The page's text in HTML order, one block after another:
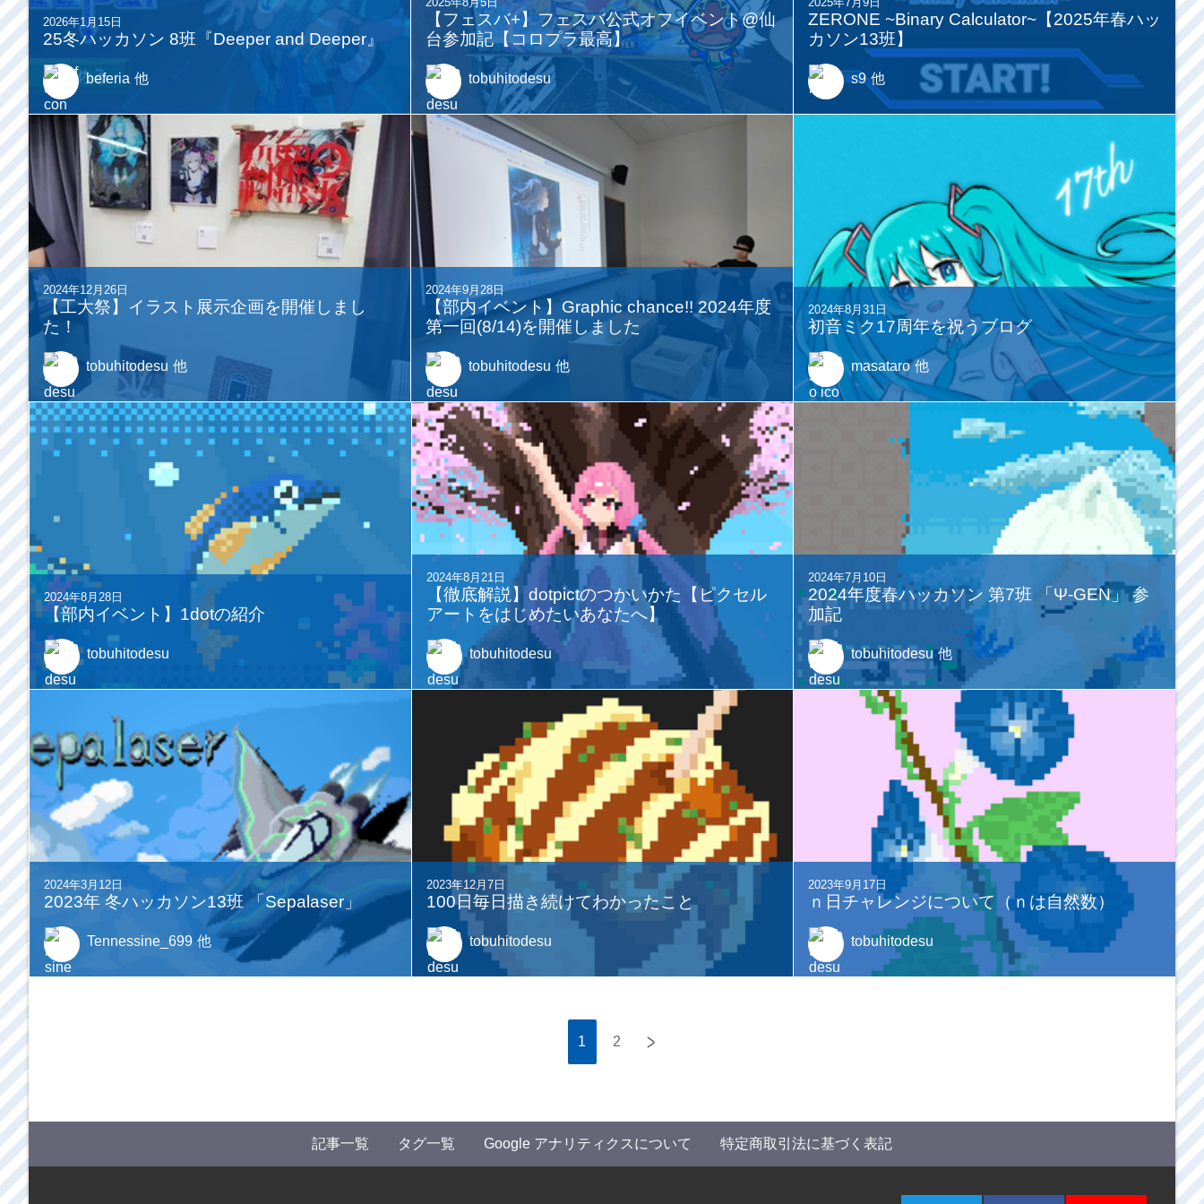
2026年1月15日
25冬ハッカソン 8班『Deeper and Deeper』
beferia 他
【フェスバ+】フェスバ公式オフイベント@仙
台参加記【コロプラ最高】
tobuhitodesu
ZERONE ~Binary Calculator~【2025年春ハッ
カソン13班】
s9 他
2024年12月26日
【工大祭】イラスト展示企画を開催しまし
た！
tobuhitodesu 他
2024年9月28日
【部内イベント】Graphic chance!! 2024年度
第一回(8/14)を開催しました
tobuhitodesu 他
2024年8月31日
初音ミク17周年を祝うブログ
masataro 他
2024年8月28日
【部内イベント】1dotの紹介
tobuhitodesu
2024年8月21日
【徹底解説】dotpictのつかいかた【ピクセル
アートをはじめたいあなたへ】
tobuhitodesu
2024年7月10日
2024年度春ハッカソン 第7班 「Ψ-GEN」 参
加記
tobuhitodesu 他
2024年3月12日
2023年 冬ハッカソン13班 「Sepalaser」
Tennessine_699 他
2023年12月7日
100日毎日描き続けてわかったこと
tobuhitodesu
2023年9月17日
ｎ日チャレンジについて（ｎは自然数）
tobuhitodesu
1 2 >
記事一覧 タグ一覧 Google アナリティクスについて 特定商取引法に基づく表記